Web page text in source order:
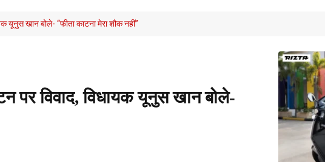
यूनुस खान बोले- “फीता काटना मेरा शौक नहीं”
पर विवाद, विधायक यूनुस खान बोले-